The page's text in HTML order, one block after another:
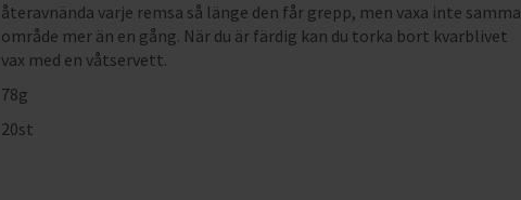
återavnända varje remsa så länge den får grepp, men vaxa inte samma
område mer än en gång. När du är färdig kan du torka bort kvarblivet
vax med en våtservett.
78g
20st